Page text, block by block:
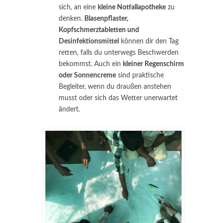
sich, an eine kleine Notfallapotheke zu
denken. Blasenpflaster,
Kopfschmerztabletten und
Desinfektionsmittel
können dir den Tag
retten, falls du unterwegs Beschwerden
bekommst. Auch ein kleiner Regenschirm
oder Sonnencreme sind praktische
Begleiter, wenn du draußen anstehen
musst oder sich das Wetter unerwartet
ändert.